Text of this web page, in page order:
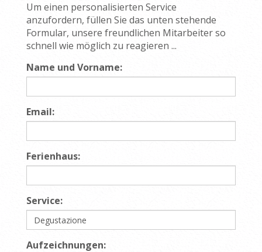
Um einen personalisierten Service
anzufordern, füllen Sie das unten stehende
Formular, unsere freundlichen Mitarbeiter so
schnell wie möglich zu reagieren ...
Name und Vorname:
Email:
Ferienhaus:
Service:
Aufzeichnungen: